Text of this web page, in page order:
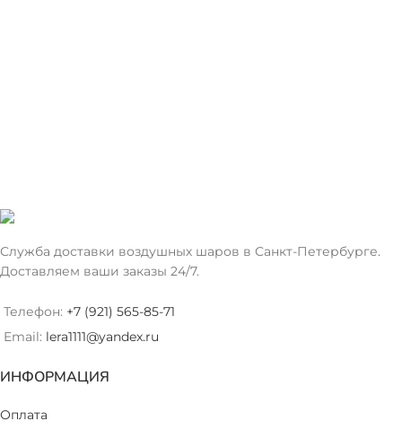
Служба доставки воздушных шаров в Санкт-Петербурге.
Доставляем ваши заказы 24/7.
Телефон: +7 (921) 565-85-71
Email: lera1111@yandex.ru
ИНФОРМАЦИЯ
Оплата